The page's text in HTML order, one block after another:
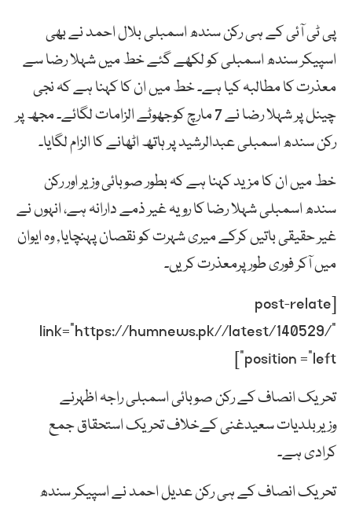
پی ٹی آئی کے ہی رکن سندھ اسمبلی بلال احمد نے بھی
اسپیکر سندھ اسمبلی کو لکھے گئے خط میں شہلا رضا سے
معذرت کا مطالبہ کیا ہے۔ خط میں ان کا کہنا ہے کہ نجی
چینل پر شہلا رضا نے 7 مارچ کوجھوٹے الزامات لگائے۔ مجھ پر
رکن سندھ اسمبلی عبدالرشید پر ہاتھ اٹھانے کا الزام لگایا۔
خط میں ان کا مزید کہنا ہے کہ بطور صوبائی وزیر اور رکن
سندھ اسمبلی شہلا رضا کا رویہ غیر ذمے دارانہ ہے، انہوں نے
غیر حقیقی باتیں کرکے میری شہرت کو نقصان پہنچایا, وہ ایوان
میں آکر فوری طورپرمعذرت کریں۔
[post-relate
link=”https://humnews.pk//latest/140529/”
position =”left”]
تحریک انصاف کے رکن صوبائی اسمبلی راجہ اظہرنے
وزیربلدیات سعیدغنی کےخلاف تحریک استحقاق جمع
کرادی ہے۔
تحریک انصاف کے ہی رکن عدیل احمد نے اسپیکر سندھ